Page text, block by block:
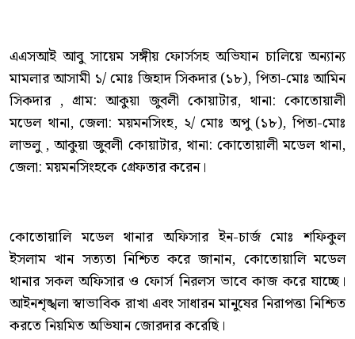
এএসআই আবু সায়েম সঙ্গীয় ফোর্সসহ অভিযান চালিয়ে অন্যান্য
মামলার আসামী ১/ মোঃ জিহাদ সিকদার (১৮), পিতা-মোঃ আমিন
সিকদার , গ্রাম: আকুয়া জুবলী কোয়াটার, থানা: কোতোয়ালী
মডেল থানা, জেলা: ময়মনসিংহ, ২/ মোঃ অপু (১৮), পিতা-মোঃ
লাভলু , আকুয়া জুবলী কোয়াটার, থানা: কোতোয়ালী মডেল থানা,
জেলা: ময়মনসিংহকে গ্রেফতার করেন।
কোতোয়ালি মডেল থানার অফিসার ইন-চার্জ মোঃ শফিকুল
ইসলাম খান সত্যতা নিশ্চিত করে জানান, কোতোয়ালি মডেল
থানার সকল অফিসার ও ফোর্স নিরলস ভাবে কাজ করে যাচ্ছে।
আইনশৃঙ্খলা স্বাভাবিক রাখা এবং সাধারন মানুষের নিরাপত্তা নিশ্চিত
করতে নিয়মিত অভিযান জোরদার করেছি।